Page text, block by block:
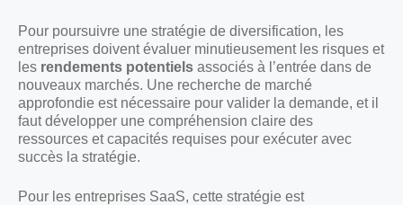
Pour poursuivre une stratégie de diversification, les
entreprises doivent évaluer minutieusement les risques et
les rendements potentiels associés à l’entrée dans de
nouveaux marchés. Une recherche de marché
approfondie est nécessaire pour valider la demande, et il
faut développer une compréhension claire des
ressources et capacités requises pour exécuter avec
succès la stratégie.
Pour les entreprises SaaS, cette stratégie est